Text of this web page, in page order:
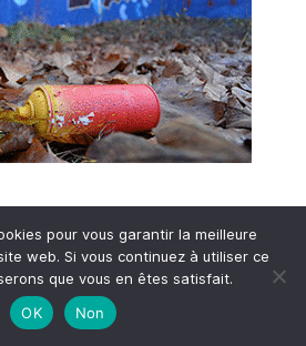
pour vous garantir la meilleure
web. Si vous continuez à utiliser ce
que vous en êtes satisfait.
OK
Non